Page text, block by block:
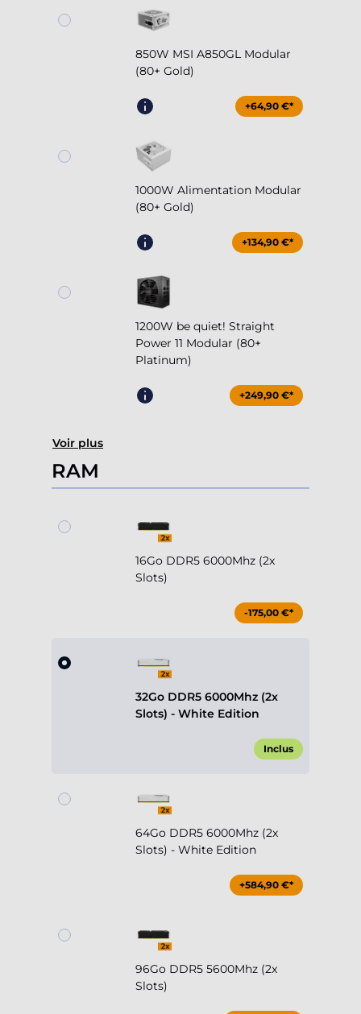
850W MSI A850GL Modular
(80+ Gold)
+64,90 €*
1000W Alimentation Modular
(80+ Gold)
+134,90 €*
1200W be quiet! Straight
Power 11 Modular (80+
Platinum)
+249,90 €*
Voir plus
RAM
16Go DDR5 6000Mhz (2x
Slots)
-175,00 €*
32Go DDR5 6000Mhz (2x
Slots) - White Edition
Inclus
64Go DDR5 6000Mhz (2x
Slots) - White Edition
+584,90 €*
96Go DDR5 5600Mhz (2x
Slots)